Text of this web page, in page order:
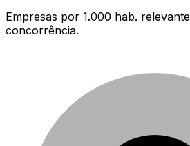
Empresas por 1.000 hab.
concorrência.